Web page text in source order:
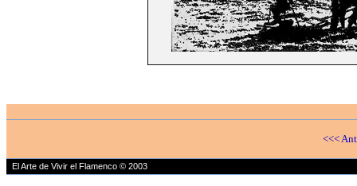
<<<
El Arte de Vivir el Flamenco © 2003